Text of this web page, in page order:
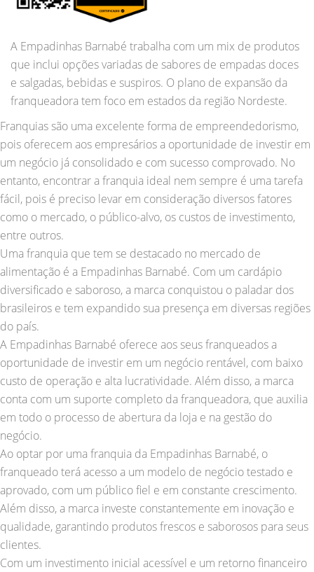
A Empadinhas Barnabé trabalha com um mix de produtos
que inclui opções variadas de sabores de empadas doces
e salgadas, bebidas e suspiros. O plano de expansão da
franqueadora tem foco em estados da região Nordeste.
Franquias são uma excelente forma de empreendedorismo,
pois oferecem aos empresários a oportunidade de investir em
um negócio já consolidado e com sucesso comprovado. No
entanto, encontrar a franquia ideal nem sempre é uma tarefa
fácil, pois é preciso levar em consideração diversos fatores
como o mercado, o público-alvo, os custos de investimento,
entre outros.
Uma franquia que tem se destacado no mercado de
alimentação é a Empadinhas Barnabé. Com um cardápio
diversificado e saboroso, a marca conquistou o paladar dos
brasileiros e tem expandido sua presença em diversas regiões
do país.
A Empadinhas Barnabé oferece aos seus franqueados a
oportunidade de investir em um negócio rentável, com baixo
custo de operação e alta lucratividade. Além disso, a marca
conta com um suporte completo da franqueadora, que auxilia
em todo o processo de abertura da loja e na gestão do
negócio.
Ao optar por uma franquia da Empadinhas Barnabé, o
franqueado terá acesso a um modelo de negócio testado e
aprovado, com um público fiel e em constante crescimento.
Além disso, a marca investe constantemente em inovação e
qualidade, garantindo produtos frescos e saborosos para seus
clientes.
Com um investimento inicial acessível e um retorno financeiro